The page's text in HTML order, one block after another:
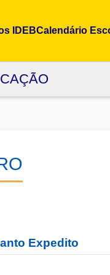
Calendário Escolar
IDEBCalendário
Expedito